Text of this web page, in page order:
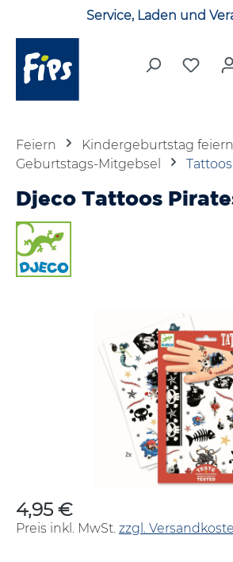
Zum Hauptinhalt springen
Service, Laden und
Du
Feiern
Kindergeburtstag feiern
Geburtstags-Mitgebsel
Djeco Tattoos
Bildergalerie überspringen
Regulärer Preis:
4,95 €
Preis inkl. MwSt. zzgl.